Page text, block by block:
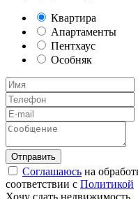
Квартира
Апартаменты
Пентхаус
Особняк
Соглашаюсь на
соответствии с Политикой